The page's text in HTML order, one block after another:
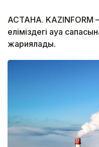
АСТАНА. KAZINFORM
еліміздегі ауа
жариялады.